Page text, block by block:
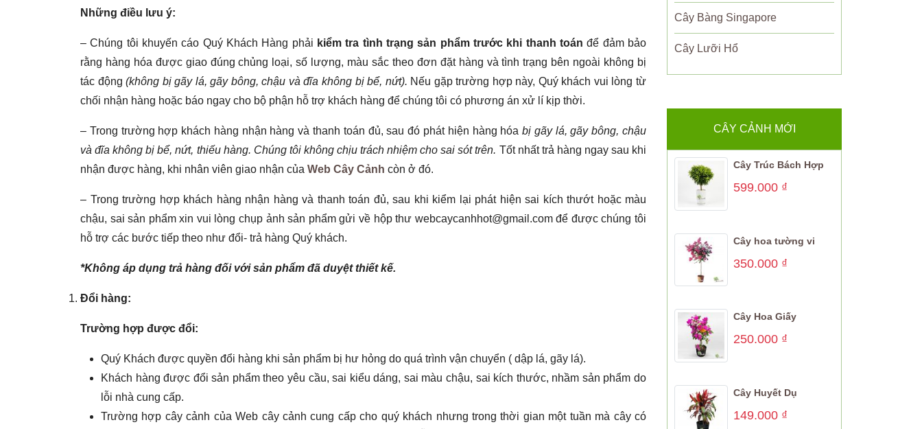
Những điều lưu ý:
– Chúng tôi khuyến cáo Quý Khách Hàng phải kiểm tra tình trạng sản phẩm trước khi thanh toánđể đảm bảo
rằng hàng hóa được giao đúng chủng loại, số lượng, màu sắc theo đơn đặt hàng và tình trạng bên ngoài không bị
tác động (không bị gãy lá, gãy bông, chậu và đĩa không bị bể, nứt). Nếu gặp trường hợp này, Quý khách vui lòng từ
chối nhận hàng hoặc báo ngay cho bộ phận hỗ trợ khách hàng để chúng tôi có phương án xử lí kịp thời.
– Trong trường hợp khách hàng nhận hàng và thanh toán đủ, sau đó phát hiện hàng hóa bị gãy lá, gãy bông, chậu
và đĩa không bị bể, nứt, thiếu hàng. Chúng tôi không chịu trách nhiệm cho sai sót trên. Tốt nhất trả hàng ngay sau khi
nhận được hàng, khi nhân viên giao nhận của Web Cây Cảnh còn ở đó.
– Trong trường hợp khách hàng nhận hàng và thanh toán đủ, sau khi kiểm lại phát hiện sai kích thướt hoặc màu
chậu, sai sản phẩm xin vui lòng chụp ảnh sản phẩm gửi về hộp thư webcaycanhhot@gmail.com để được chúng tôi
hỗ trợ các bước tiếp theo như đổi- trả hàng Quý khách.
*Không áp dụng trả hàng đối với sản phẩm đã duyệt thiết kế.
Đổi hàng:
Trường hợp được đổi:
Quý Khách được quyền đổi hàng khi sản phẩm bị hư hỏng do quá trình vận chuyển ( dập lá, gãy lá).
Khách hàng được đổi sản phẩm theo yêu cầu, sai kiểu dáng, sai màu chậu, sai kích thước, nhầm sản phẩm do
lỗi nhà cung cấp.
Trường hợp cây cảnh của Web cây cảnh cung cấp cho quý khách nhưng trong thời gian một tuần mà cây có
Cây Bàng Singapore
Cây Lưỡi Hổ
CÂY CẢNH MỚI
Cây Trúc Bách Hợp
599.000 ₫
Cây hoa tường vi
350.000 ₫
Cây Hoa Giấy
250.000 ₫
Cây Huyết Dụ
149.000 ₫